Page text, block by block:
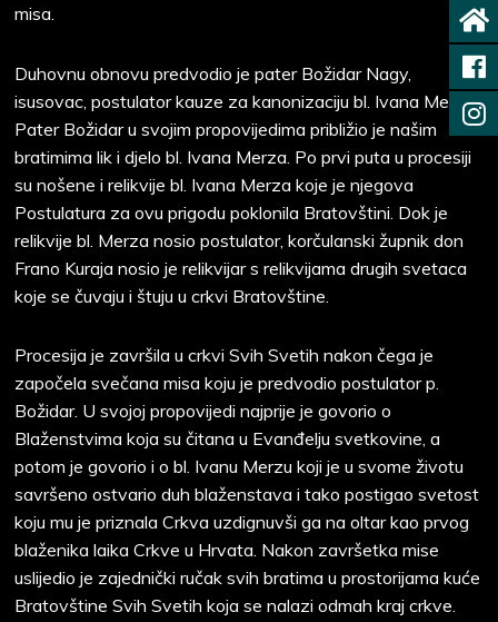
misa.
Duhovnu obnovu predvodio je pater Božidar Nagy,
isusovac, postulator kauze za kanonizaciju bl. Ivana Merza.
Pater Božidar u svojim propovijedima približio je našim
bratimima lik i djelo bl. Ivana Merza. Po prvi puta u procesiji
su nošene i relikvije bl. Ivana Merza koje je njegova
Postulatura za ovu prigodu poklonila Bratovštini. Dok je
relikvije bl. Merza nosio postulator, korčulanski župnik don
Frano Kuraja nosio je relikvijar s relikvijama drugih svetaca
koje se čuvaju i štuju u crkvi Bratovštine.
Procesija je završila u crkvi Svih Svetih nakon čega je
započela svečana misa koju je predvodio postulator p.
Božidar. U svojoj propovijedi najprije je govorio o
Blaženstvima koja su čitana u Evanđelju svetkovine, a
potom je govorio i o bl. Ivanu Merzu koji je u svome životu
savršeno ostvario duh blaženstava i tako postigao svetost
koju mu je priznala Crkva uzdignuvši ga na oltar kao prvog
blaženika laika Crkve u Hrvata. Nakon završetka mise
uslijedio je zajednički ručak svih bratima u prostorijama kuće
Bratovštine Svih Svetih koja se nalazi odmah kraj crkve.